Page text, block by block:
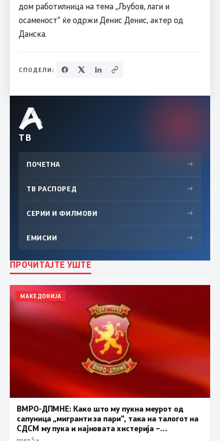
дом работилница на тема „Љубов, лаги и
осаменост“ ќе одржи Денис Денис, актер од
Данска.
СПОДЕЛИ:
ТВ
ПОЧЕТНА →
ТВ РАСПОРЕД →
СЕРИИ И ФИЛМОВИ →
ЕМИСИИ →
ПРОЧИТАЈТЕ УШТЕ
МАКЕДОНИЈА
ВМРО-ДПМНЕ: Како што му пукна меурот од
сапуница „мигранти за пари“, така на талогот на
СДСМ му пука и најновата хистерија –
прифаќање на француски предлог